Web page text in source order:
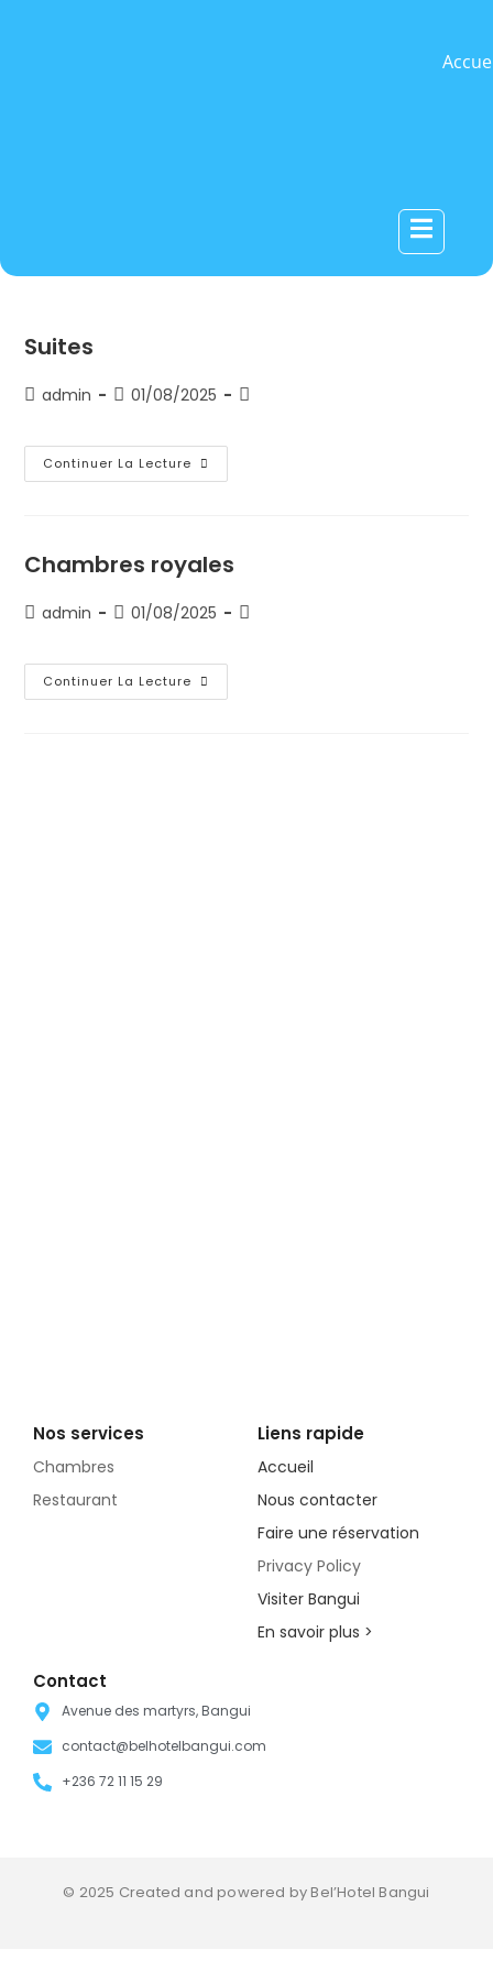
Hamburger
Suites
admin 01/08/2025
Continuer La Lecture
Chambres royales
admin 01/08/2025
Continuer La Lecture
Nos services
Chambres
Restaurant
Liens rapide
Accueil
Nous contacter
Faire une réservation
Privacy Policy
Visiter Bangui
En savoir plus >
Contact
Avenue des martyrs, Bangui
contact@belhotelbangui.com
+236 72 11 15 29
© 2025 Created and powered by Bel’Hotel Bangui